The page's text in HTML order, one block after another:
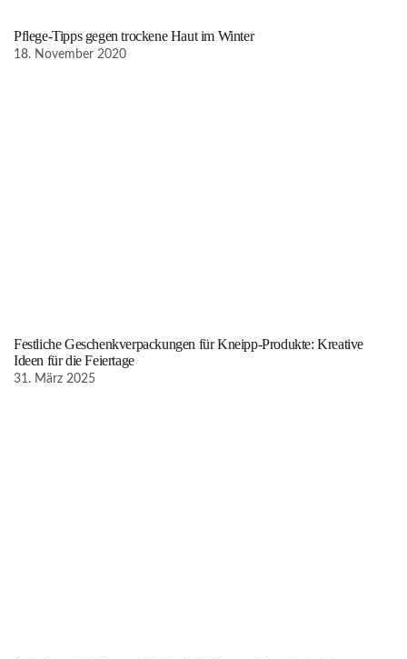
Pflege-Tipps gegen trockene Haut im Winter
18. November 2020
Festliche Geschenkverpackungen für Kneipp-Produkte: Kreative
Ideen für die Feiertage
31. März 2025